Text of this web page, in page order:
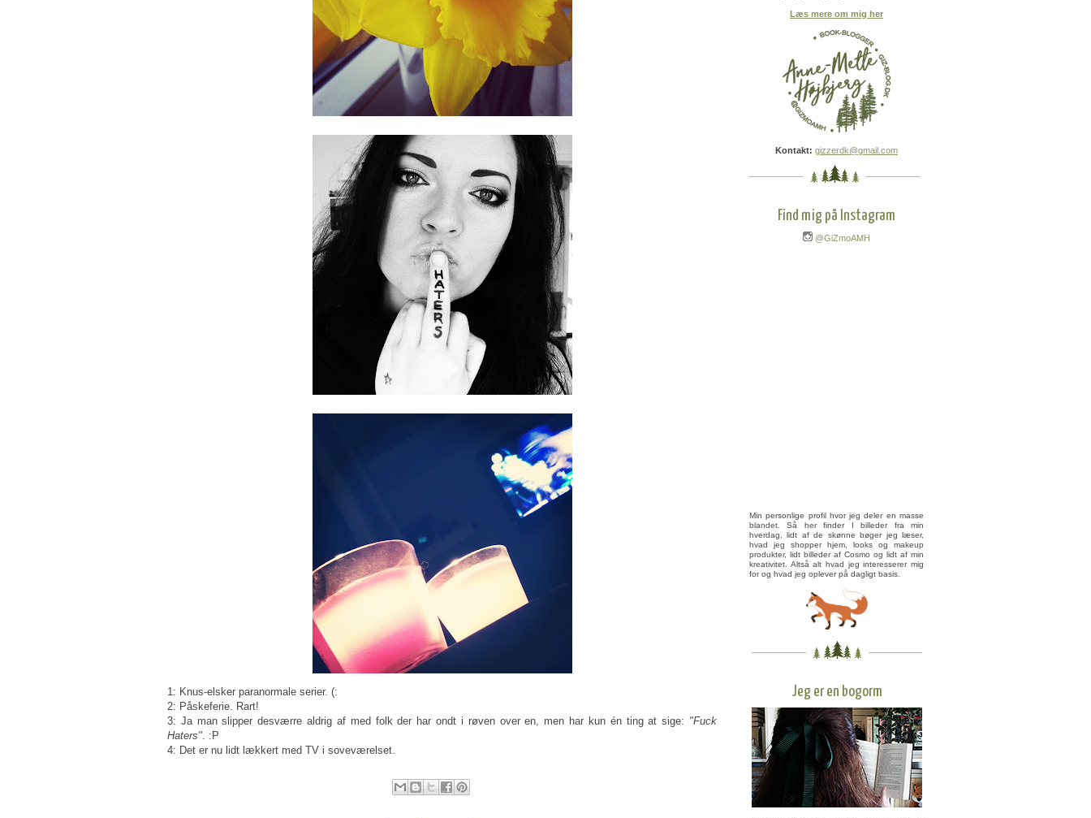
1: Knus-elsker paranormale serier. (:
2: Påskeferie. Rart!
3: Ja man slipper desværre aldrig af med folk der har ondt i røven over en, men har kun én ting at sige: "Fuck
Haters". :P
4: Det er nu lidt lækkert med TV i soveværelset.
Læs mere om mig her
Kontakt: gizzerdk@gmail.com
Find mig på Instagram
@GiZmoAMH
Min personlige profil hvor jeg deler en masse
blandet. Så her finder I billeder fra min
hverdag, lidt af de skønne bøger jeg læser,
hvad jeg shopper hjem, looks og makeup
produkter, lidt billeder af Cosmo og lidt af min
kreativitet. Altså alt hvad jeg interesserer mig
for og hvad jeg oplever på dagligt basis.
Jeg er en bogorm